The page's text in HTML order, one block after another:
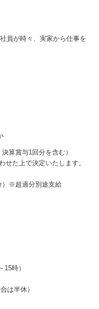
員が時々、実家から仕事を
算賞与1回分を含む）
た上で決定いたします。
※超過分別途支給
時）
は半休）